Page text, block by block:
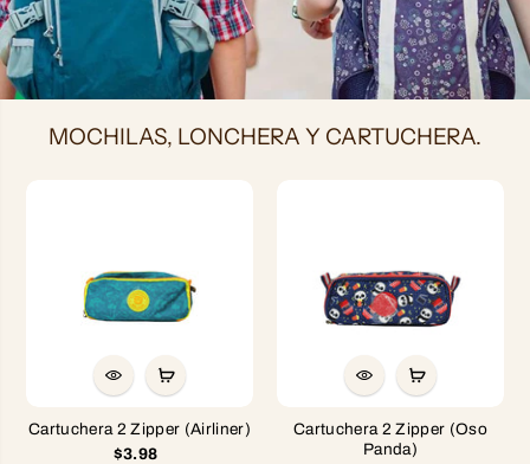
MOCHILA
MOCHILAS, LONCHERA Y CARTUCHERA.
Cartuchera 2 Zipper (Airliner)
$3.98
Cartuchera 2 Zipper (Oso
Panda)